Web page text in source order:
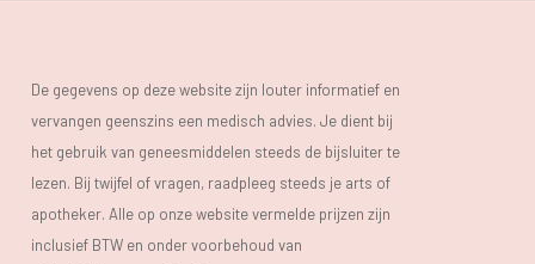
De gegevens op deze website zijn louter informatief en
vervangen geenszins een medisch advies. Je dient bij
het gebruik van geneesmiddelen steeds de bijsluiter te
lezen. Bij twijfel of vragen, raadpleeg steeds je arts of
apotheker. Alle op onze website vermelde prijzen zijn
inclusief BTW en onder voorbehoud van